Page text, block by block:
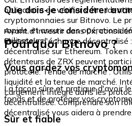
obligatoire de vérifier votre
cryptomonnaies sur Bitnovo. Le
rapide, et assure des opérations
utilisateurs.
Que dois-je considérer
Avant d'investir dans 0x,
Protocole d'échange décentralisé
décentralisé sur Ethereum. Token
détenteurs de ZRX peuvent
protocole. Tenue de marché :
liquidité et la tenue de marché.
Largement intégré dans les
décentralisée. Comprendre son
décentralisé vous aidera à
Pourquoi Bitnovo ?
Vous gardez vos
La façon sûre et pratique d'avoir
fonds et de protéger vos
Sûr et fiable